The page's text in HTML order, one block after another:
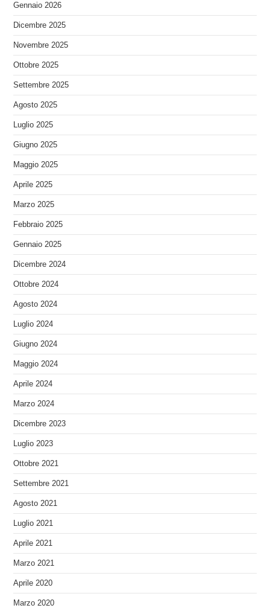
Gennaio 2026
Dicembre 2025
Novembre 2025
Ottobre 2025
Settembre 2025
Agosto 2025
Luglio 2025
Giugno 2025
Maggio 2025
Aprile 2025
Marzo 2025
Febbraio 2025
Gennaio 2025
Dicembre 2024
Ottobre 2024
Agosto 2024
Luglio 2024
Giugno 2024
Maggio 2024
Aprile 2024
Marzo 2024
Dicembre 2023
Luglio 2023
Ottobre 2021
Settembre 2021
Agosto 2021
Luglio 2021
Aprile 2021
Marzo 2021
Aprile 2020
Marzo 2020